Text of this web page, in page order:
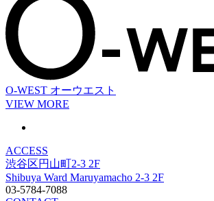
O-WEST オーウエスト
VIEW MORE
ACCESS
渋谷区円山町2-3 2F
Shibuya Ward Maruyamacho 2-3 2F
03-5784-7088